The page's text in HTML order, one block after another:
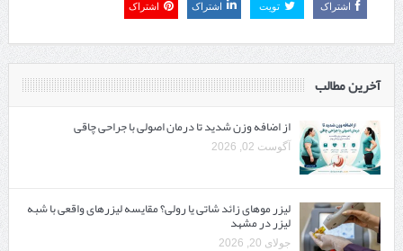
اشتراک تویت اشتراک اشتراک
آخرین مطالب
از اضافه وزن شدید تا درمان اصولی با جراحی چاقی
آگوست 02, 2026
لیزر موهای زائد شاتی یا رولی؟ مقایسه لیزرهای واقعی با شبه‌
لیزر در مشهد
جولای 20, 2026